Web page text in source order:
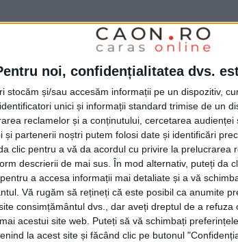
noi, confidențialitatea dvs.
stocăm și/sau accesăm informații pe un dispozitiv,
unici și informații standard trimise de un
reclamelor și a conținutului, cercetarea audienței
și partenerii noștri putem folosi date și identificări
clic pentru a vă da acordul cu privire la prelucrarea
descrierii de mai sus. În mod alternativ, puteți da
a accesa informații mai detaliate și a vă
Vă rugăm să rețineți că este posibil ca anumite
consimțământul dvs., dar aveți dreptul de a
acestui site web. Puteți să vă schimbați
la acest site și făcând clic pe butonul
halenă alcoolică,acesta a fost testat cu
o valoare de 1,50 mg/lalcool
la spital pentru recoltarea de
alcoolemiei.În urma
pentru 24 de orea acestuia, fiind
și ArestarePreventivă al
procurorului din cadrul
Caransebeș,sub aspectul săvârșirii
sub influența alcoolului sau a altor